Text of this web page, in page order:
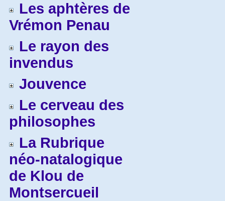
Les aphtères de
Vrémon Penau
Le rayon des
invendus
Jouvence
Le cerveau des
philosophes
La Rubrique
néo-natalogique
de Klou de
Montsercueil